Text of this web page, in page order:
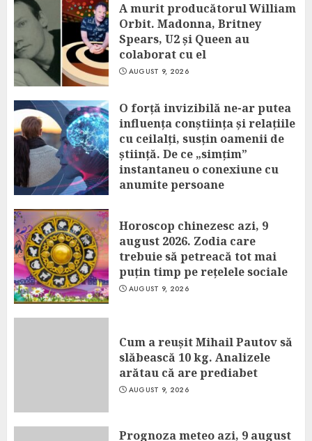
A murit producătorul William
Orbit. Madonna, Britney
Spears, U2 și Queen au
colaborat cu el
AUGUST 9, 2026
O forță invizibilă ne-ar putea
influența conștiința și relațiile
cu ceilalți, susțin oamenii de
știință. De ce „simțim”
instantaneu o conexiune cu
anumite persoane
Horoscop chinezesc azi, 9
august 2026. Zodia care
trebuie să petreacă tot mai
puțin timp pe rețelele sociale
AUGUST 9, 2026
Cum a reușit Mihail Pautov să
slăbească 10 kg. Analizele
arătau că are prediabet
AUGUST 9, 2026
Prognoza meteo azi, 9 august